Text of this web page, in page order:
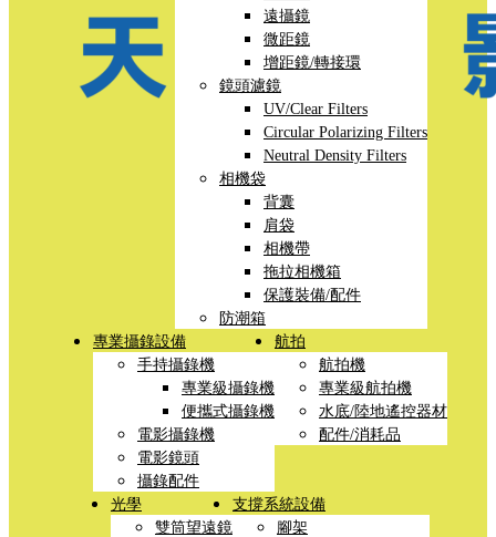
遠攝鏡
微距鏡
增距鏡/轉接環
鏡頭濾鏡
UV/Clear Filters
Circular Polarizing Filters
Neutral Density Filters
相機袋
背囊
肩袋
相機帶
拖拉相機箱
保護裝備/配件
防潮箱
專業攝錄設備
手持攝錄機
專業級攝錄機
便攜式攝錄機
電影攝錄機
電影鏡頭
攝錄配件
航拍
航拍機
專業級航拍機
水底/陸地遙控器材
配件/消耗品
光學
雙筒望遠鏡
支撐系統設備
腳架